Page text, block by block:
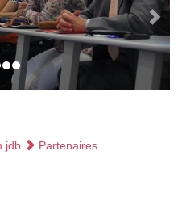
jdb Partenaires